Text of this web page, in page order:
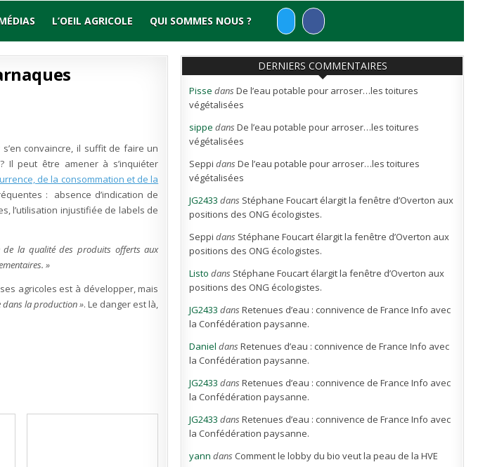
L’OEIL AGRICOLE QUI SOMMES NOUS ?
convaincre, il suffit de faire un
Il peut être amener à s’inquiéter
de la consommation et de la
: absence d’indication de
l’utilisation injustifiée de labels de
de la qualité des produits offerts aux
»
agricoles est à développer, mais
dans la production ». Le danger est là,
DERNIERS COMMENTAIRES
Pisse dansDe l’eau potable pour arroser…les toitures
végétalisées
sippe dansDe l’eau potable pour arroser…les toitures
végétalisées
Seppi dansDe l’eau potable pour arroser…les toitures
végétalisées
JG2433 dans Stéphane Foucart élargit la fenêtre d’Overton aux
positions des ONG écologistes.
Seppi dans Stéphane Foucart élargit la fenêtre d’Overton aux
positions des ONG écologistes.
Listo dans Stéphane Foucart élargit la fenêtre d’Overton aux
positions des ONG écologistes.
JG2433 dansRetenues d’eau : connivence de France Info avec
la Confédération paysanne.
Daniel dansRetenues d’eau : connivence de France Info avec
la Confédération paysanne.
JG2433 dansRetenues d’eau : connivence de France Info avec
la Confédération paysanne.
JG2433 dansRetenues d’eau : connivence de France Info avec
la Confédération paysanne.
yann dans Comment le lobby du bio veut la peau de la HVE